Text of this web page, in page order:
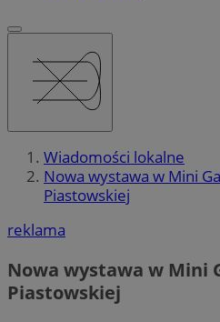
Wiadomości lokalne
Nowa wystawa w Mini
Piastowskiej
reklama
Nowa wystawa w Mini
Piastowskiej